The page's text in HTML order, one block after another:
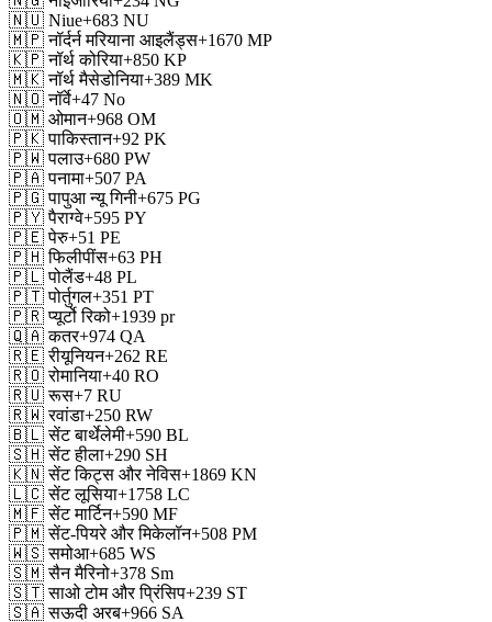
🇳🇺 Niue+683 NU
🇲🇵 नॉर्दर्न मरियाना आइलैंड्स+1670 MP
🇰🇵 नॉर्थ कोरिया+850 KP
🇲🇰 नॉर्थ मैसेडोनिया+389 MK
🇳🇴 नॉर्वे+47 No
🇴🇲 ओमान+968 OM
🇵🇰 पाकिस्तान+92 PK
🇵🇼 पलाउ+680 PW
🇵🇦 पनामा+507 PA
🇵🇬 पापुआ न्यू गिनी+675 PG
🇵🇾 पैराग्वे+595 PY
🇵🇪 पेरु+51 PE
🇵🇭 फिलीपींस+63 PH
🇵🇱 पोलैंड+48 PL
🇵🇹 पोर्तुगल+351 PT
🇵🇷 प्यूर्टो रिको+1939 pr
🇶🇦 कतर+974 QA
🇷🇪 रीयूनियन+262 RE
🇷🇴 रोमानिया+40 RO
🇷🇺 रूस+7 RU
🇷🇼 रवांडा+250 RW
🇧🇱 सेंट बार्थेलेमी+590 BL
🇸🇭 सेंट हीला+290 SH
🇰🇳 सेंट किट्स और नेविस+1869 KN
🇱🇨 सेंट लूसिया+1758 LC
🇲🇫 सेंट मार्टिन+590 MF
🇵🇲 सेंट-पियरे और मिकेलॉन+508 PM
🇼🇸 समोआ+685 WS
🇸🇲 सैन मैरिनो+378 Sm
🇸🇹 साओ टोम और प्रिंसिप+239 ST
🇸🇦 सऊदी अरब+966 SA